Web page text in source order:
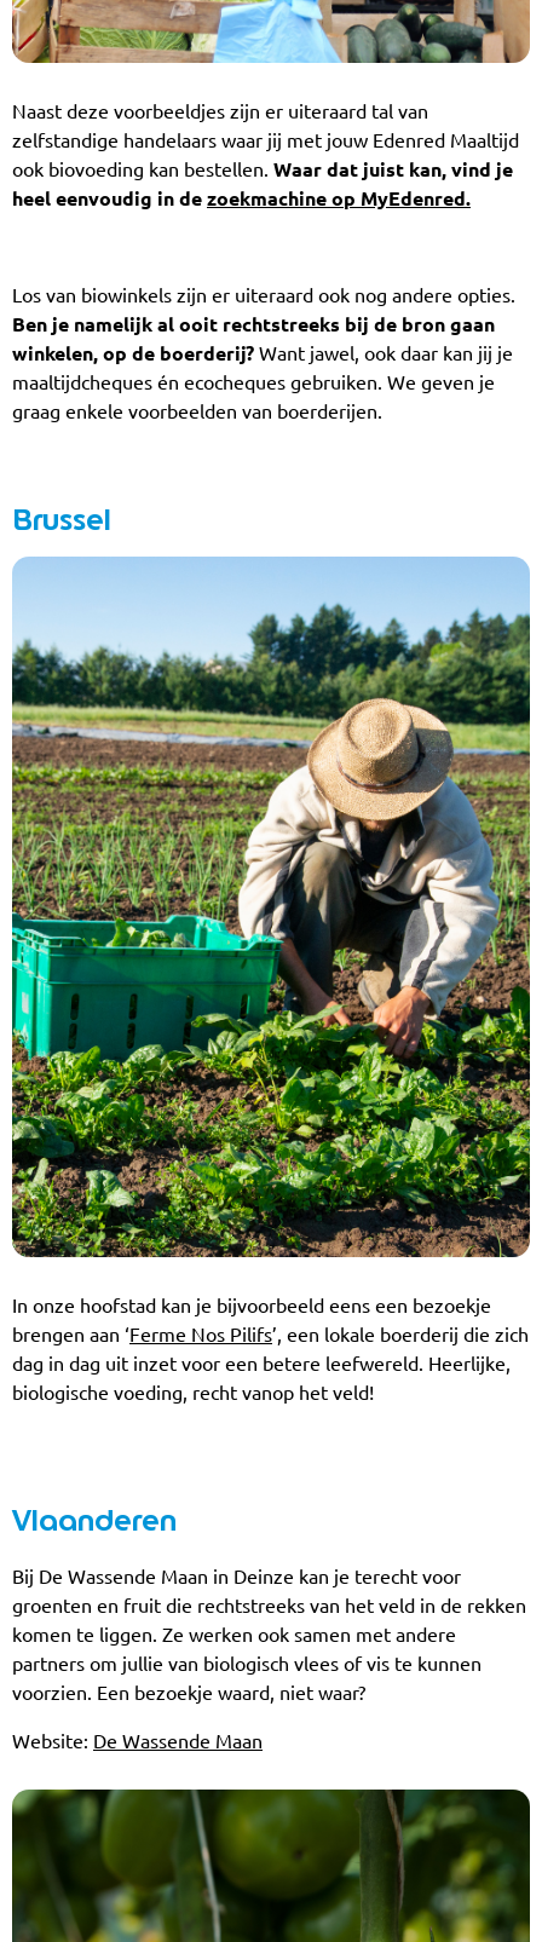
Naast deze voorbeeldjes zijn er uiteraard tal van
zelfstandige handelaars waar jij met jouw Edenred Maaltijd
ook biovoeding kan bestellen. Waar dat juist kan, vind je
heel eenvoudig in de zoekmachine op MyEdenred.
Los van biowinkels zijn er uiteraard ook nog andere opties.
Ben je namelijk al ooit rechtstreeks bij de bron gaan
winkelen, op de boerderij? Want jawel, ook daar kan jij je
maaltijdcheques én ecocheques gebruiken. We geven je
graag enkele voorbeelden van boerderijen.
Brussel
In onze hoofstad kan je bijvoorbeeld eens een bezoekje
brengen aan ‘Ferme Nos Pilifs’, een lokale boerderij die zich
dag in dag uit inzet voor een betere leefwereld. Heerlijke,
biologische voeding, recht vanop het veld!
Vlaanderen
Bij De Wassende Maan in Deinze kan je terecht voor
groenten en fruit die rechtstreeks van het veld in de rekken
komen te liggen. Ze werken ook samen met andere
partners om jullie van biologisch vlees of vis te kunnen
voorzien. Een bezoekje waard, niet waar?
Website: De Wassende Maan